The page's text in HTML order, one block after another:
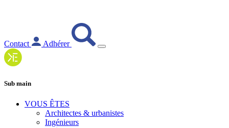
Contact Adhérer
Sub main
VOUS ÊTES
Architectes & urbanistes
Ingénieurs